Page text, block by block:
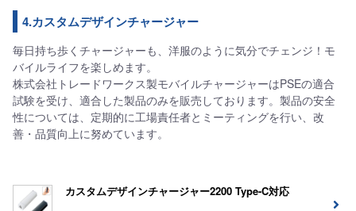
4.カスタムデザインチャージャー
毎日持ち歩くチャージャーも、洋服のように気分でチェンジ！モ
バイルライフを楽しめます。
株式会社トレードワークス製モバイルチャージャーはPSEの適合
試験を受け、適合した製品のみを販売しております。製品の安全
性については、定期的に工場責任者とミーティングを行い、改
善・品質向上に努めています。
カスタムデザインチャージャー2200 Type-C対応